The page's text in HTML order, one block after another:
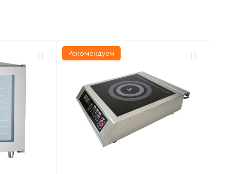
Рекомендуем